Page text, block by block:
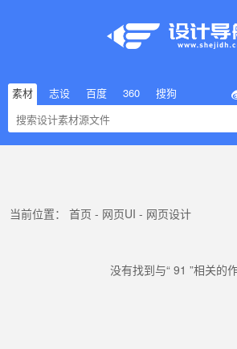
素材 志设 百度 360 搜狗
当前位置： 首页 - 网页UI - 网页设计
没有找到与“ 91 ”相关的